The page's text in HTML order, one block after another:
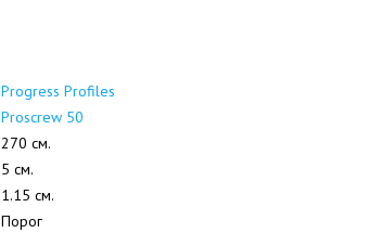
Progress Profiles
Proscrew 50
270 см.
5 см.
1.15 см.
Порог